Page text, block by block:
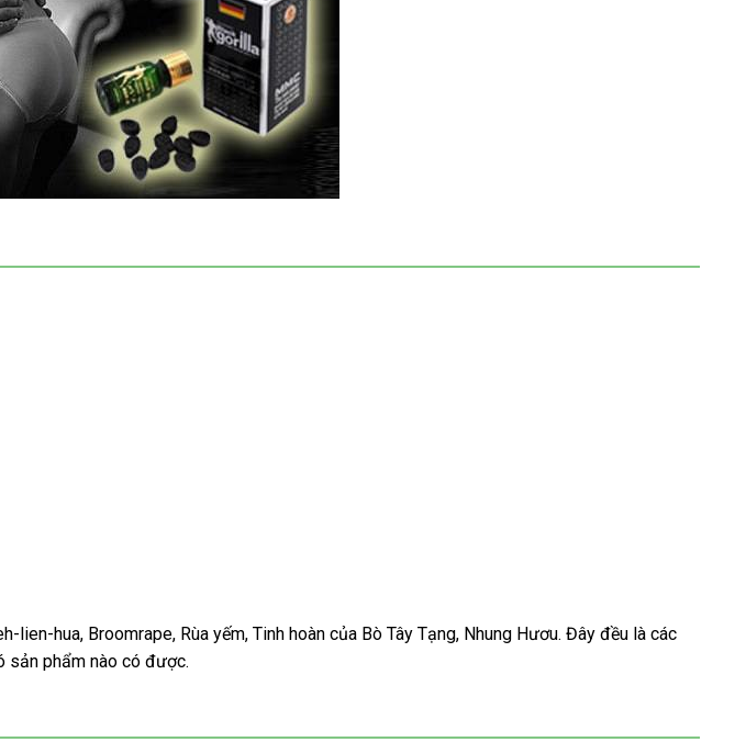
lien-huaxách
tay
, Broomrapehướng
dẫn
, Rùa yếmfacebook
, Tinh hoàn sửa
của Bò Tây Tạngmới
, Nhung Hươuchính
. Đây đều là qua
các
sản phẩm nào có giao
được.